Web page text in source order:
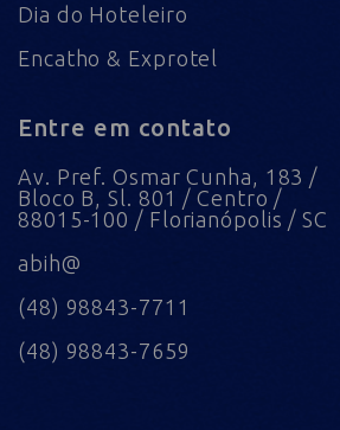
Dia do Hoteleiro
Encatho & Exprotel
Entre em contato
Av. Pref. Osmar Cunha, 183 /
Bloco B, Sl. 801 / Centro /
88015-100 / Florianópolis / SC
abih@
(48) 98843-7711
(48) 98843-7659